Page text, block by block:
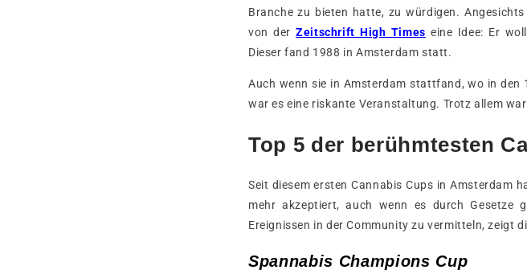
Branche zu bieten hatte, zu würdigen.
von derZeitschrift High Times eine Idee: Er
Dieser fand 1988 in Amsterdam statt.
Auch wenn sie in Amsterdam stattfand, wo in den
war es eine riskante Veranstaltung. Trotz allem
Top 5 der berühmtesten
Seit diesem ersten Cannabis Cups in Amsterdam
mehr akzeptiert, auch wenn es durch Gesetze
Ereignissen in der Community zu vermitteln, zeigt
Spannabis Champions Cup